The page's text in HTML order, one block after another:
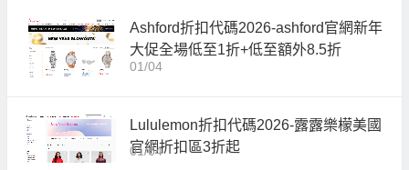
Ashford折扣代碼2026-ashford官網新年
大促全場低至1折+低至額外8.5折
01/04
Lululemon折扣代碼2026-露露樂檬美國
官網折扣區3折起
01/04